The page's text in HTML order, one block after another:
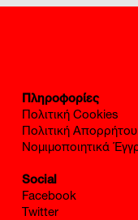
Πληροφορίες
Πολιτική Cookies
Πολιτική Απορρήτου
Νομιμοποιητικά
Social
Facebook
Twitter